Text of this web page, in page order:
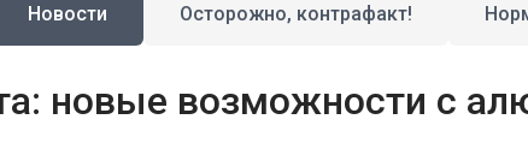
Новости Осторожно, контрафакт!
новые возможности с